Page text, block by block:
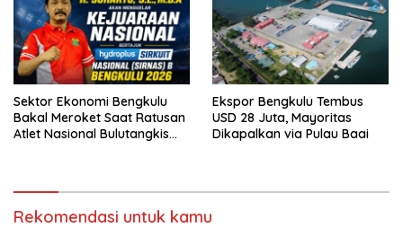
Sektor Ekonomi Bengkulu
Bakal Meroket Saat Ratusan
Atlet Nasional Bulutangkis
Ekspor Bengkulu Tembus
USD 28 Juta, Mayoritas
Dikapalkan via Pulau Baai
Rekomendasi untuk kamu